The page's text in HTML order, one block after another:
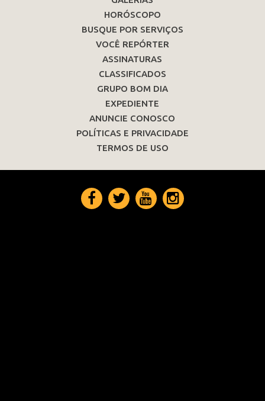
HORÓSCOPO
BUSQUE POR SERVIÇOS
VOCÊ REPÓRTER
ASSINATURAS
CLASSIFICADOS
GRUPO BOM DIA
EXPEDIENTE
ANUNCIE CONOSCO
POLÍTICAS E PRIVACIDADE
TERMOS DE USO